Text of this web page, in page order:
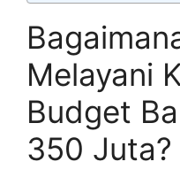
Melayani
Budget
350 Juta?